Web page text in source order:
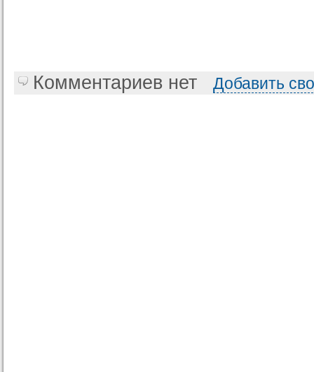
Комментариев нет Добавить